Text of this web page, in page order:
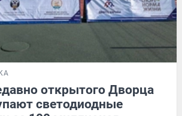
открытого Дворца
светодиодные